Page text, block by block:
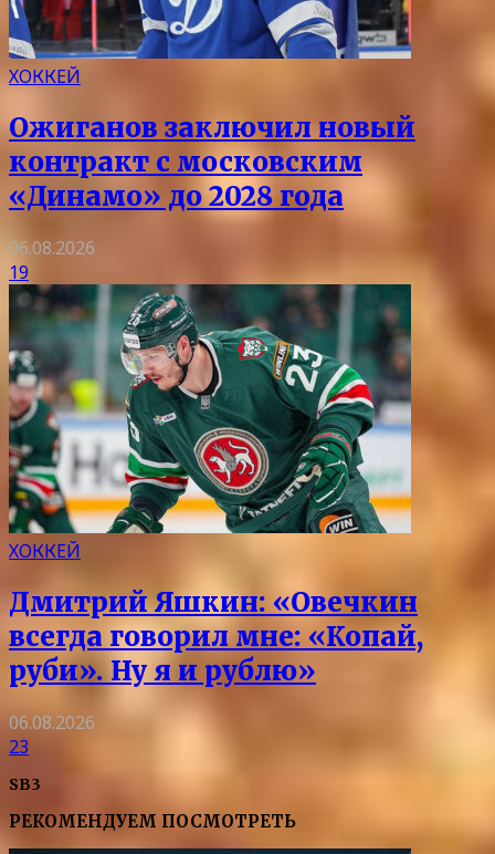
ХОККЕЙ
Ожиганов заключил новый
контракт с московским
«Динамо» до 2028 года
06.08.2026
19
ХОККЕЙ
Дмитрий Яшкин: «Овечкин
всегда говорил мне: «Копай,
руби». Ну я и рублю»
06.08.2026
23
SB3
РЕКОМЕНДУЕМ ПОСМОТРЕТЬ